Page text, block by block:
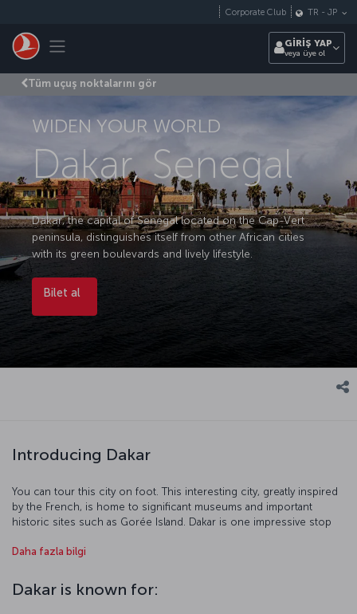
Toggle navigation
Corporate Club TR - JP
GİRİŞ YAP
veya üye ol
Tüm uçuş noktalarını gör
WIDEN YOUR WORLD
Dakar, Senegal
Dakar, the capital of Senegal located on the Cap-Vert
peninsula, distinguishes itself from other African cities
with its green boulevards and lively lifestyle.
Bilet al
Introducing Dakar
You can tour this city on foot. This interesting city, greatly inspired
by the French, is home to significant museums and important
historic sites such as Gorée Island. Dakar is one impressive stop
Daha fazla bilgi
Dakar is known for: